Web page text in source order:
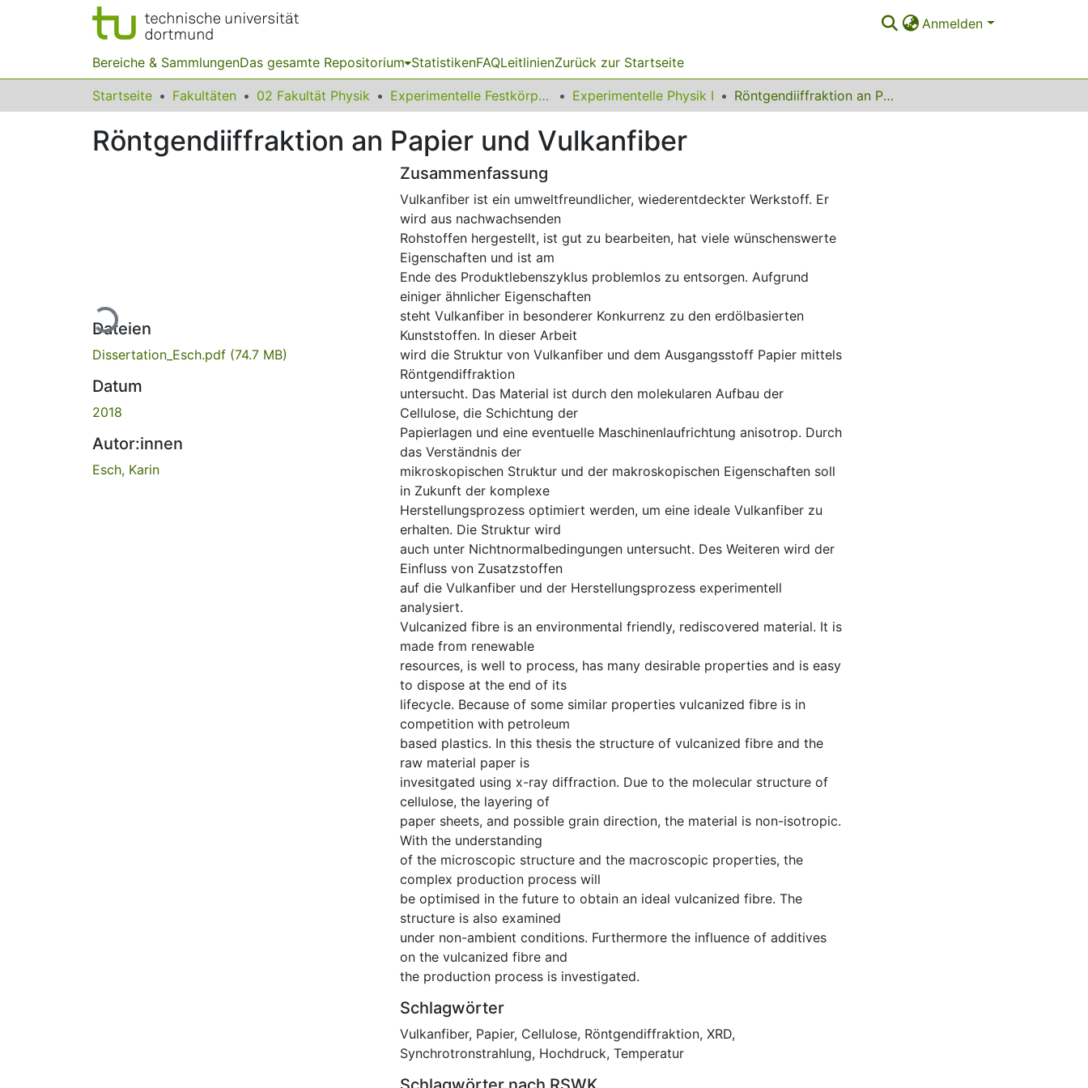
Anmelden
Bereiche & SammlungenDas gesamte Repositorium StatistikenFAQLeitlinienZurück zur Startseite
Startseite Fakultäten 02 Fakultät Physik Experimentelle Festkörperphysik Experimentelle Physik I Röntgendiiffraktion an Papier und Vulkanfiber
Röntgendiiffraktion an Papier und Vulkanfiber
Lade...
Dateien
Dissertation_Esch.pdf (74.7 MB)
Datum
2018
Autor:innen
Esch, Karin
Zusammenfassung
Vulkanfiber ist ein umweltfreundlicher, wiederentdeckter Werkstoff. Er
wird aus nachwachsenden
Rohstoffen hergestellt, ist gut zu bearbeiten, hat viele wünschenswerte
Eigenschaften und ist am
Ende des Produktlebenszyklus problemlos zu entsorgen. Aufgrund
einiger ähnlicher Eigenschaften
steht Vulkanfiber in besonderer Konkurrenz zu den erdölbasierten
Kunststoffen. In dieser Arbeit
wird die Struktur von Vulkanfiber und dem Ausgangsstoff Papier mittels
Röntgendiffraktion
untersucht. Das Material ist durch den molekularen Aufbau der
Cellulose, die Schichtung der
Papierlagen und eine eventuelle Maschinenlaufrichtung anisotrop. Durch
das Verständnis der
mikroskopischen Struktur und der makroskopischen Eigenschaften soll
in Zukunft der komplexe
Herstellungsprozess optimiert werden, um eine ideale Vulkanfiber zu
erhalten. Die Struktur wird
auch unter Nichtnormalbedingungen untersucht. Des Weiteren wird der
Einfluss von Zusatzstoffen
auf die Vulkanfiber und der Herstellungsprozess experimentell
analysiert.
Vulcanized fibre is an environmental friendly, rediscovered material. It is
made from renewable
resources, is well to process, has many desirable properties and is easy
to dispose at the end of its
lifecycle. Because of some similar properties vulcanized fibre is in
competition with petroleum
based plastics. In this thesis the structure of vulcanized fibre and the
raw material paper is
invesitgated using x-ray diffraction. Due to the molecular structure of
cellulose, the layering of
paper sheets, and possible grain direction, the material is non-isotropic.
With the understanding
of the microscopic structure and the macroscopic properties, the
complex production process will
be optimised in the future to obtain an ideal vulcanized fibre. The
structure is also examined
under non-ambient conditions. Furthermore the influence of additives
on the vulcanized fibre and
the production process is investigated.
Schlagwörter
Vulkanfiber, Papier, Cellulose, Röntgendiffraktion, XRD,
Synchrotronstrahlung, Hochdruck, Temperatur